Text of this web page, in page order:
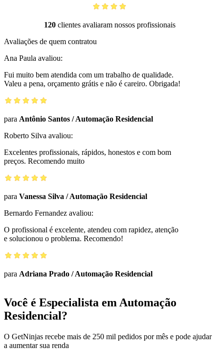
120clientes avaliaram nossos profissionais
Avaliações de quem contratou
Ana Paula avaliou:
Fui muito bem atendida com um trabalho de qualidade.
Valeu a pena, orçamento grátis e não é careiro. Obrigada!
para Antônio Santos /Automação Residencial
Roberto Silva avaliou:
Excelentes profissionais, rápidos, honestos e com bom
preços. Recomendo muito
para Vanessa Silva /Automação Residencial
Bernardo Fernandez avaliou:
O profissional é excelente, atendeu com rapidez, atenção
e solucionou o problema. Recomendo!
para Adriana Prado /Automação Residencial
Você é Especialista em Automação
Residencial?
O GetNinjas recebe mais de 250 mil pedidos por mês e pode ajudar
a aumentar sua renda